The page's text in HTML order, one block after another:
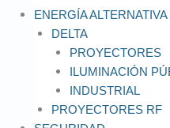
ENERGÍA ALTERNATIVA
DELTA
PROYECTORES
ILUMINACIÓN
INDUSTRIAL
PROYECTORES RF